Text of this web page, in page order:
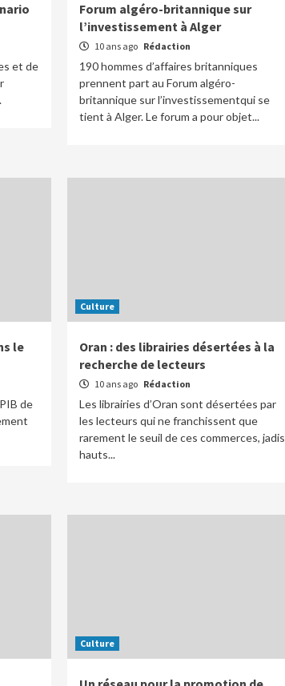
et de
Forum algéro-britannique sur
l’investissement à Alger
10 ans ago Rédaction
190 hommes d’affaires britanniques
prennent part au Forum algéro-
britannique sur l’investissementqui se
tient à Alger. Le forum a pour objet...
le
de
Culture
Oran : des librairies désertées à la
recherche de lecteurs
10 ans ago Rédaction
Les librairies d’Oran sont désertées par
les lecteurs qui ne franchissent que
rarement le seuil de ces commerces, jadis
hauts...
Culture